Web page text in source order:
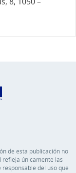
de esta publicación no
refleja únicamente las
del uso que